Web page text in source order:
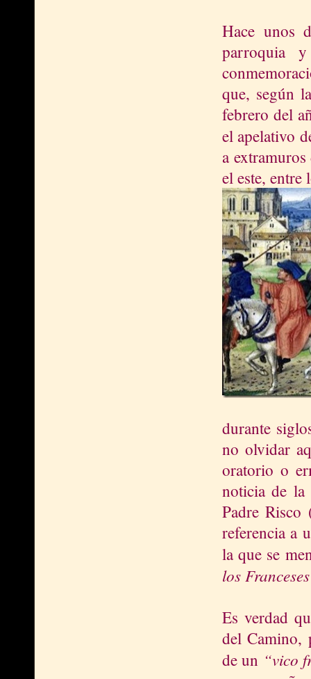
Hace unos
parroquia
que, según
febrero del
el apelativo
a
el este,
durante
no olvidar
oratorio o
noticia de la
Padre
referencia a
la que se
los
Es verdad
del Camino,
de un “vico